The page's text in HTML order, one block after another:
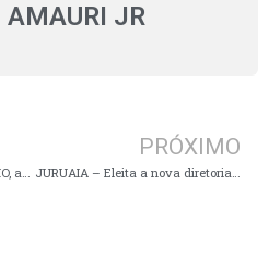
AMAURI JR
Falecimento em MUZAMBINHO, aos 73 anos
PRÓXIMO
JURUAIA – Eleita a nova diretoria do Conselho de Alimentação Escolar